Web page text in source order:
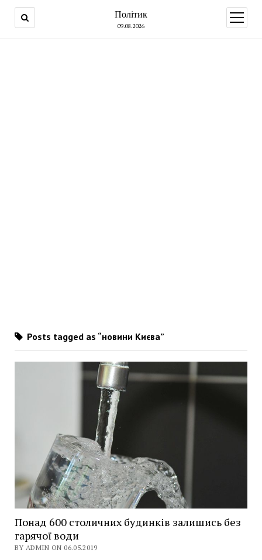
Політик
09.08.2026
open
menu
Posts tagged as “новини Києва”
Понад 600 столичних будинків залишись без
гарячої води
BY ADMIN ON 06.05.2019